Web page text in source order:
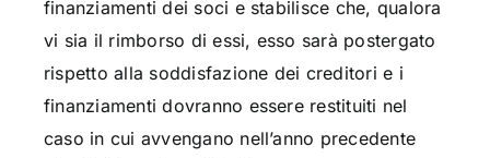
finanziamenti dei soci e stabilisce che, qualora
vi sia il rimborso di essi, esso sarà postergato
rispetto alla soddisfazione dei creditori e i
finanziamenti dovranno essere restituiti nel
caso in cui avvengano nell’anno precedente